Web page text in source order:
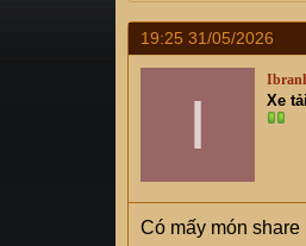
a
r
19:25 31/05/2026
I Xe tải
Có mấy món share